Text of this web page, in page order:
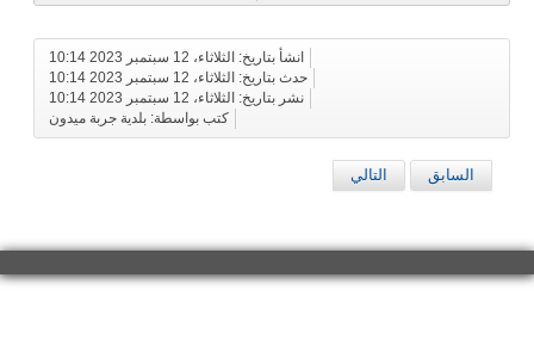
انشأ بتاريخ: الثلاثاء، 12 سبتمبر 2023 10:14
حدث بتاريخ: الثلاثاء، 12 سبتمبر 2023 10:14
نشر بتاريخ: الثلاثاء، 12 سبتمبر 2023 10:14
كتب بواسطة: بلدية جربة ميدون
السابق التالي